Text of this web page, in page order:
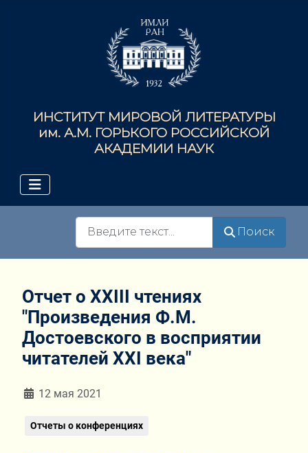
ИНСТИТУТ МИРОВОЙ ЛИТЕРАТУРЫ
им. А.М. ГОРЬКОГО РОССИЙСКОЙ
АКАДЕМИИ НАУК
Поиск
Отчет о XXIII чтениях
"Произведения Ф.М.
Достоевского в восприятии
читателей XXI века"
Информация о материале
12 мая 2021
Отчеты о конференциях